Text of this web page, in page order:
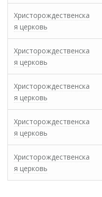
Христорождественска
я церковь
Христорождественска
я церковь
Христорождественска
я церковь
Христорождественска
я церковь
Христорождественска
я церковь